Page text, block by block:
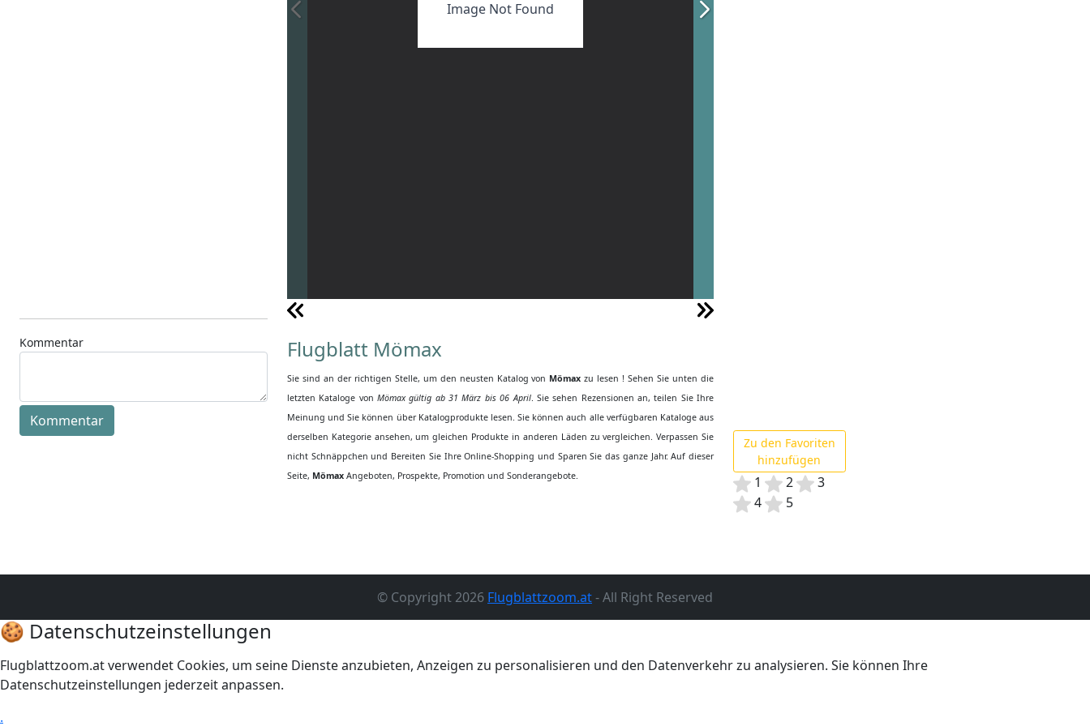
Kommentar
Kommentar
Image Not Found
Flugblatt Mömax
Sie sind an der richtigen Stelle, um den neusten Katalog von Mömaxzu lesen ! Sehen Sie unten die
letzten Kataloge vonMömax gültig ab 31 März bis 06 April. Sie sehen Rezensionen an, teilen Sie Ihre
Meinung und Sie können über Katalogprodukte lesen. Sie können auch alle verfügbaren Kataloge aus
derselben Kategorie ansehen, um gleichen Produkte in anderen Läden zu vergleichen. Verpassen Sie
nicht Schnäppchen und Bereiten Sie Ihre Online-Shopping und Sparen Sie das ganze Jahr. Auf dieser
Seite, Mömax Angeboten, Prospekte, Promotion und Sonderangebote.
Zu den Favoriten
hinzufügen
1 2
3
4
5
© Copyright 2026 Flugblattzoom.at- All Right Reserved
🍪 Datenschutzeinstellungen
Flugblattzoom.at verwendet Cookies, um seine Dienste anzubieten, Anzeigen zu personalisieren und den Datenverkehr zu analysieren. Sie können Ihre
Datenschutzeinstellungen jederzeit anpassen.
.